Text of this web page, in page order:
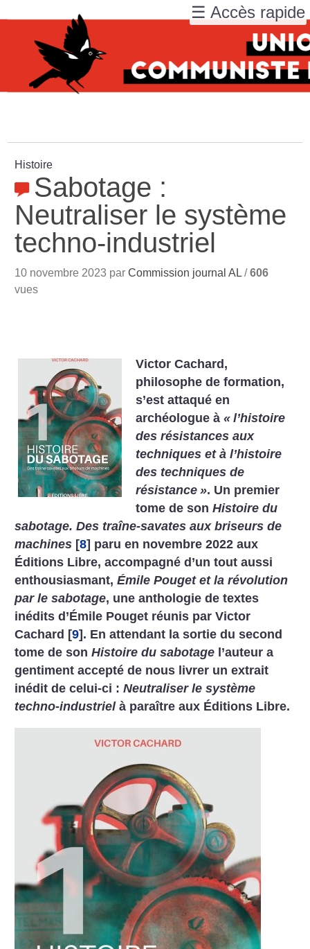
Histoire
Sabotage :
Neutraliser le système
techno-industriel
10 novembre 2023 parCommission journal AL /606
vues
Victor Cachard,
philosophe de formation,
s’est attaqué en
archéologue à« l’histoire
des résistances aux
techniques et à l’histoire
des techniques de
résistance ». Un premier
tome de sonHistoire du
sabotage. Des traîne-savates aux briseurs de
machines [8] paru en novembre 2022 aux
Éditions Libre, accompagné d’un tout aussi
enthousiasmant,Émile Pouget et la révolution
par le sabotage, une anthologie de textes
inédits d’Émile Pouget réunis par Victor
Cachard [9] . En attendant la sortie du second
tome de sonHistoire du sabotage l’auteur a
gentiment accepté de nous livrer un extrait
inédit de celui-ci :Neutraliser le système
techno-industrielà paraître aux Éditions Libre.
☰ Accès rapide